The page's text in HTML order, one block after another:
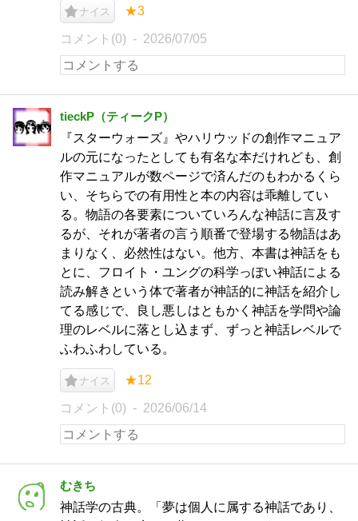
ナイス ★3
コメント(0) 2026/07/05
tieckP（ティークP）
『スターウォーズ』やハリウッドの創作マニュア
ルの元になったとしても有名な本だけれども、創
作マニュアルが数ページで済んだのもわかるくら
い、そちらでの有用性と本の内容は乖離してい
る。物語の各要素についていろんな神話に言及す
るが、それが著者の言う順番で登場する物語はあ
まりなく、必然性はない。他方、本書は神話をも
とに、フロイト・ユングの科学っぽい神話による
読み解きという体で著者が神話的に神話を紹介し
てる感じで、良し悪しはともかく神話を学問や論
理のレベルに落とし込まず、ずっと神話レベルで
ふわふわしている。
ナイス ★12
コメント(0) 2026/06/14
むきち
神話学の古典。「夢は個人に属する神話であり、